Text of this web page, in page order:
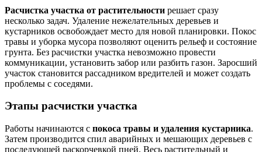
Расчистка участка от растительности решает сразу
несколько задач. Удаление нежелательных деревьев и
кустарников освобождает место для новой планировки. Покос
травы и уборка мусора позволяют оценить рельеф и состояние
грунта. Без расчистки участка невозможно провести
коммуникации, установить забор или разбить газон. Заросший
участок становится рассадником вредителей и может создать
проблемы с соседями.
Этапы расчистки участка
Работы начинаются с покоса травы и удаления кустарника.
Затем производится спил аварийных и мешающих деревьев с
последующей раскорчевкой пней. Весь растительный и